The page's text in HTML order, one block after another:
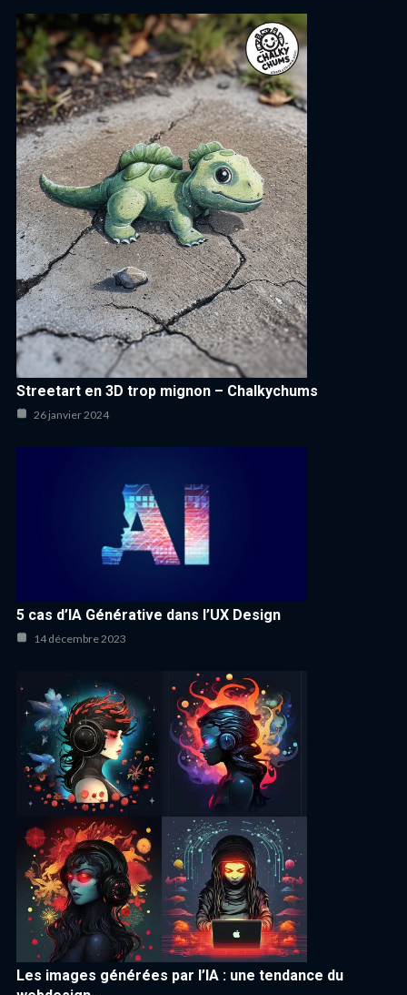
Streetart en 3D trop mignon – Chalkychums
26 janvier 2024
5 cas d’IA Générative dans l’UX Design
14 décembre 2023
Les images générées par l’IA : une tendance du